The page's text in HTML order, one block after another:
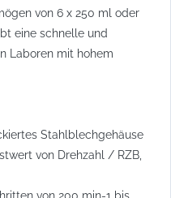
von 6 x 250 ml oder
eine schnelle und
Laboren mit hohem
Stahlblechgehäuse
von Drehzahl / RZB,
von 200 min-1 bis